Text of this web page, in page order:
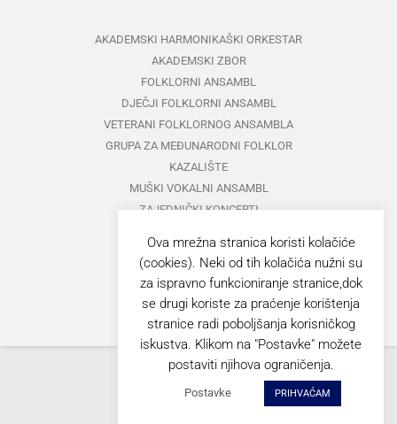
AKADEMSKI HARMONIKAŠKI ORKESTAR
AKADEMSKI ZBOR
FOLKLORNI ANSAMBL
DJEČJI FOLKLORNI ANSAMBL
VETERANI FOLKLORNOG ANSAMBLA
GRUPA ZA MEĐUNARODNI FOLKLOR
KAZALIŠTE
MUŠKI VOKALNI ANSAMBL
ZAJEDNIČKI KONCERTI
GORANOVO PROLJEĆE
ZVUCI OPATOVINE
VERSOPOLIS
Ova mrežna stranica koristi kolačiće
(cookies). Neki od tih kolačića nužni su
za ispravno funkcioniranje stranice,dok
se drugi koriste za praćenje korištenja
stranice radi poboljšanja korisničkog
iskustva. Klikom na "Postavke" možete
postaviti njihova ograničenja.
Postavke PRIHVAĆAM